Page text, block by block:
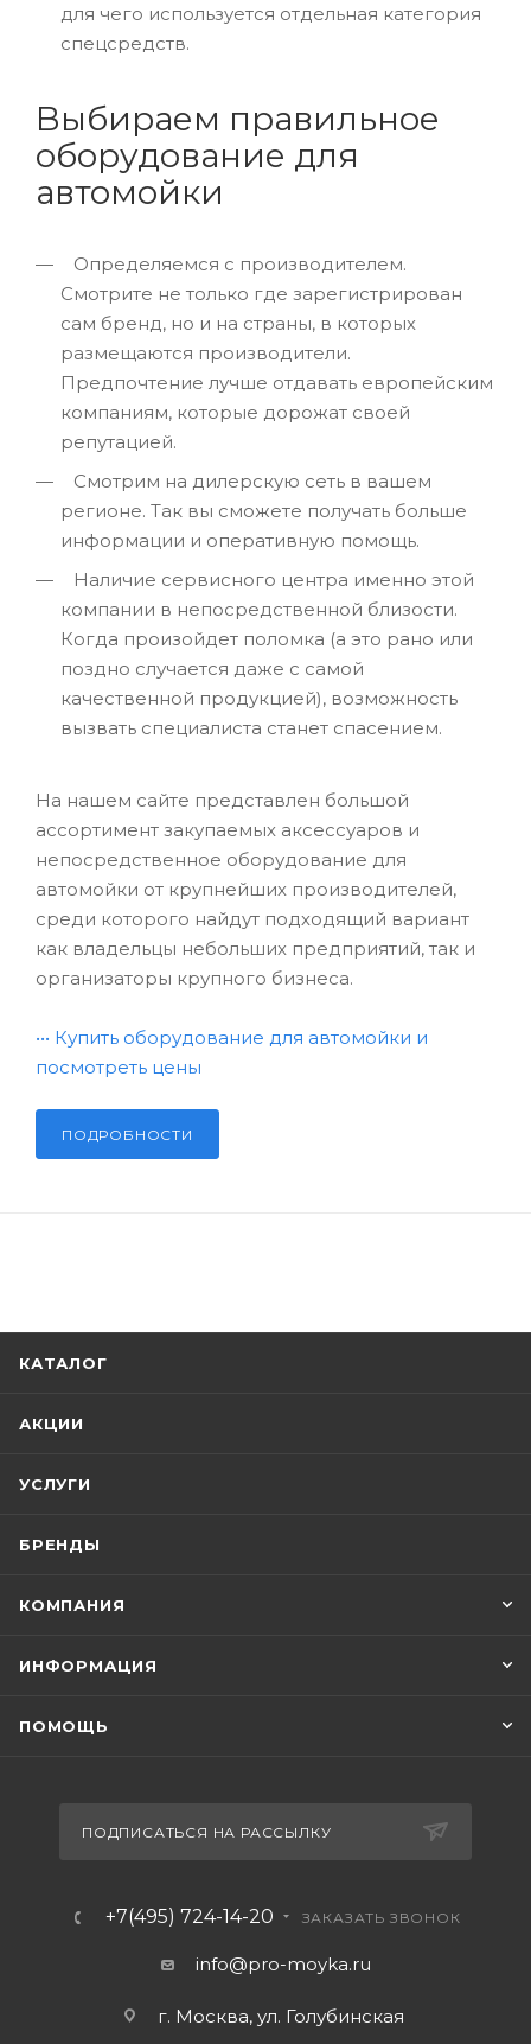
для чего используется отдельная категория
спецсредств.
Выбираем правильное
оборудование для
автомойки
Определяемся с производителем.
Смотрите не только где зарегистрирован
сам бренд, но и на страны, в которых
размещаются производители.
Предпочтение лучше отдавать европейским
компаниям, которые дорожат своей
репутацией.
Смотрим на дилерскую сеть в вашем
регионе. Так вы сможете получать больше
информации и оперативную помощь.
Наличие сервисного центра именно этой
компании в непосредственной близости.
Когда произойдет поломка (а это рано или
поздно случается даже с самой
качественной продукцией), возможность
вызвать специалиста станет спасением.
На нашем сайте представлен большой
ассортимент закупаемых аксессуаров и
непосредственное оборудование для
автомойки от крупнейших производителей,
среди которого найдут подходящий вариант
как владельцы небольших предприятий, так и
организаторы крупного бизнеса.
••• Купить оборудование для автомойки и
посмотреть цены
ПОДРОБНОСТИ
КАТАЛОГ
АКЦИИ
УСЛУГИ
БРЕНДЫ
КОМПАНИЯ
ИНФОРМАЦИЯ
ПОМОЩЬ
ПОДПИСАТЬСЯ НА РАССЫЛКУ
+7(495) 724-14-20 ЗАКАЗАТЬ ЗВОНОК
info@pro-moyka.ru
г. Москва, ул. Голубинская